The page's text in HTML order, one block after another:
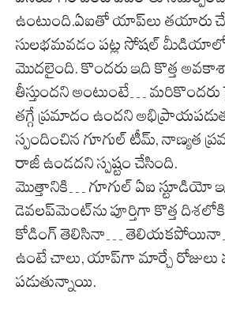
ఉంటుంది.ఏఐతో యాప్‌లు తయారు
సులభమవడం పట్ల సోషల్ మీడియాలో
మొదలైంది. కొందరు ఇది కొత్త
తీస్తుందని అంటుంటే… మరికొందరు
తగ్గే ప్రమాదం ఉందని
స్పందించిన గూగుల్ టీమ్, నాణ్యత
రాజీ ఉండదని స్పష్టం చేసింది.
మొత్తానికి… గూగుల్ ఏఐ స్టూడియో
డెవలప్‌మెంట్‌ను పూర్తిగా కొత్త దిశలోకి
కోడింగ్ తెలిసినా…
ఉంటే చాలు, యాప్‌గా మార్చే రోజులు
పడుతున్నాయి.